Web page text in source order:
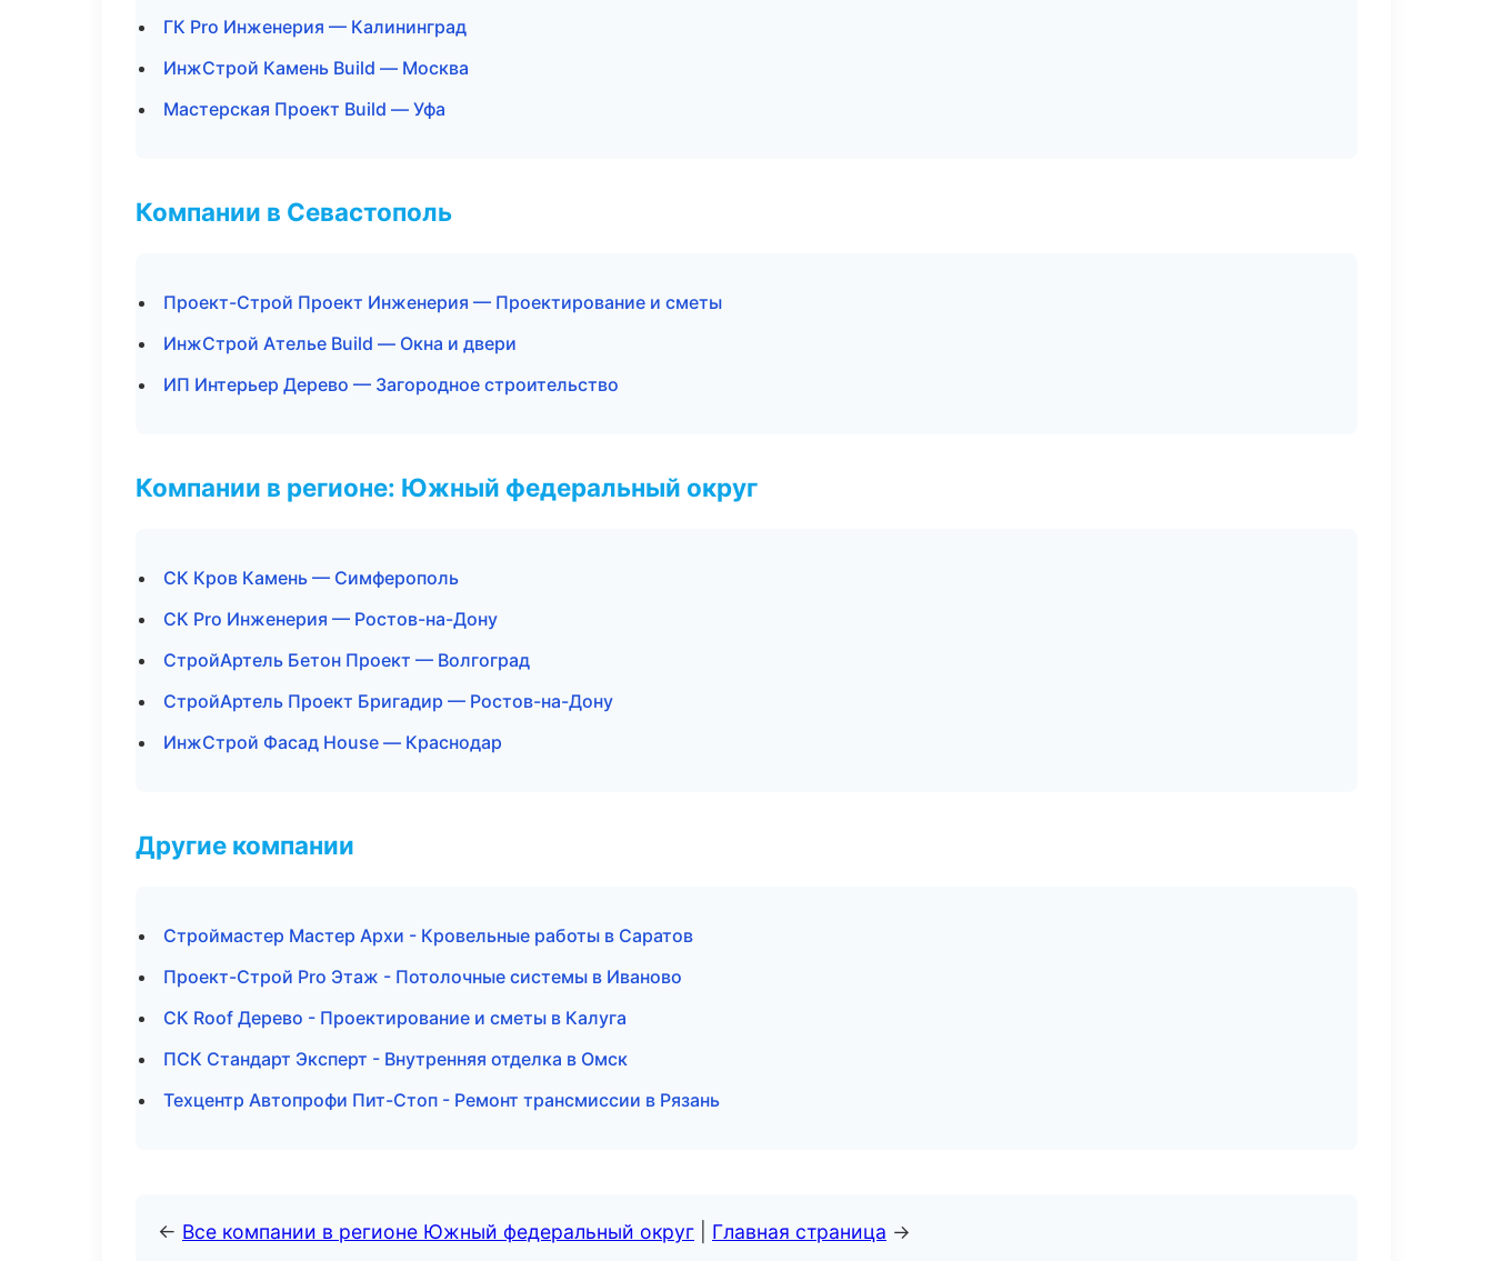
ГК Pro Инженерия — Калининград
ИнжСтрой Камень Build — Москва
Мастерская Проект Build — Уфа
Компании в Севастополь
Проект-Строй Проект Инженерия — Проектирование и сметы
ИнжСтрой Ателье Build — Окна и двери
ИП Интерьер Дерево — Загородное строительство
Компании в регионе: Южный федеральный округ
СК Кров Камень — Симферополь
СК Pro Инженерия — Ростов-на-Дону
СтройАртель Бетон Проект — Волгоград
СтройАртель Проект Бригадир — Ростов-на-Дону
ИнжСтрой Фасад House — Краснодар
Другие компании
Строймастер Мастер Архи - Кровельные работы в Саратов
Проект-Строй Pro Этаж - Потолочные системы в Иваново
СК Roof Дерево - Проектирование и сметы в Калуга
ПСК Стандарт Эксперт - Внутренняя отделка в Омск
Техцентр Автопрофи Пит-Стоп - Ремонт трансмиссии в Рязань
← Все компании в регионе Южный федеральный округ Главная страница →